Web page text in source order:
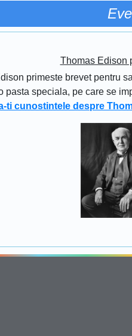
Thomas Edison
primeste brevet pentru
pasta speciala, pe care se
ti cunostintele despre